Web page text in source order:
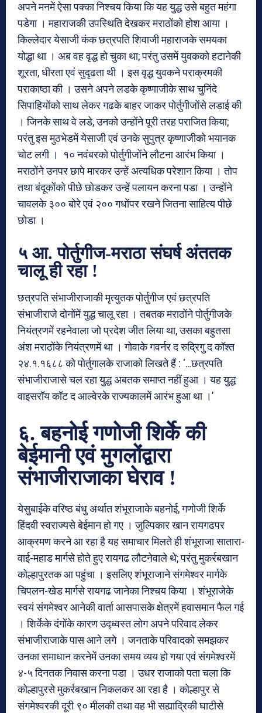
अपने मनमें ऐसा पक्का निश्चय किया कि यह युद्ध उसे बहुत महंगा
पडेगा । महाराजकी उपस्थिति देखकर मराठोंको होश आया ।
किल्लेदार येसाजी कंक छत्रपति शिवाजी महाराजके समयका
योद्धा था । अब वह वृद्ध हो चुका था; परंतु उसमें युवकको हटानेकी
शूरता, धीरता एवं सुदृढता थी । इस वृद्ध युवकने पराक्रमकी
पराकाष्ठा की । उसने अपने लडके कृष्णाजीके साथ चुनिंदे
सिपाहियोंको साथ लेकर गढके बाहर जाकर पोर्तुगीजोंसे लडाई की
। जिनके साथ वे लडे, उनको उन्होंने पूरी तरह पराजित किया;
परंतु इस मुठभेडमें येसाजी एवं उनके सुपुत्र कृष्णाजीको भयानक
चोट लगी । १० नवंबरको पोर्तुगीजोंने लौटना आरंभ किया ।
मराठोंने उनपर छापे मारकर उन्हें अत्यधिक परेशान किया । तोप
तथा बंदूकोंको पीछे छोडकर उन्हें पलायन करना पडा । उन्होंने
चावलके ३०० बोरे एवं २०० गधोंपर रखने जितना साहित्य पीछे
छोडा ।
५ आ. पोर्तुगीज-मराठा संघर्ष अंततक
चालू ही रहा !
छत्रपति संभाजीराजाकी मृत्युतक पोर्तुगीज एवं छत्रपति
संभाजीराजे दोनोंमें युद्ध चालू रहा । तबतक मराठोंने पोर्तुगीजके
नियंत्रणमें रहनेवाला जो प्रदेश जीत लिया था, उसका बहुतसा
अंश मराठोंके नियंत्रणमें था । गोवाके गवर्नर द रुद्रिगु द कॉश्त
२४.१.१६८८ को पोर्तुगालके राजाको लिखते हैं : ‘…छत्रपति
संभाजीराजासे चल रहा युद्ध अबतक समाप्त नहीं हुआ । यह युद्ध
वाइसरॉय कॉट द आल्वेरके राज्यकालमें आरंभ हुआ था ।’
६. बहनोई गणोजी शिर्के की
बेईमानी एवं मुगलोंद्वारा
संभाजीराजाका घेराव !
येसुबाईके वरिष्ठ बंधु अर्थात शंभूराजाके बहनोई, गणोजी शिर्के
हिंदवी स्वराज्यसे बेईमान हो गए । जुल्पिकार खान रायगढपर
आक्रमण करने आ रहा है यह समाचार मिलते ही शंभूराजा सातारा-
वाई-महाड मार्गसे होते हुए रायगढ लौटनेवाले थे; परंतु मुकर्रबखान
कोल्हापुरतक आ पहुंचा । इसलिए शंभूराजाने संगमेश्वर मार्गके
चिपलन-खेड मार्गसे रायगढ जानेका निश्चय किया । शंभूराजेके
स्वयं संगमेश्वर आनेकी वार्ता आसपासके क्षेत्रमें हवासमान फैल गई
। शिर्केके दंगोंके कारण उद्ध्वस्त लोग अपने परिवाद लेकर
संभाजीराजाके पास आने लगे । जनताके परिवादको समझकर
उनका समाधान करनेमें उनका समय व्यय हो गया एवं संगमेश्वरमें
४-५ दिनतक निवास करना पडा । उधर राजाको पता चला कि
कोल्हापुरसे मुकर्रबखान निकलकर आ रहा है । कोल्हापुर से
संगमेश्वरकी दूरी ९० मीलकी तथा वह भी सह्याद्रिकी घाटीसे